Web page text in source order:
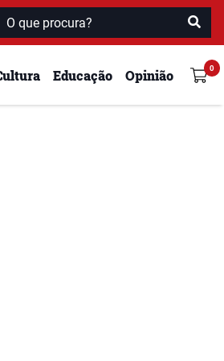
Educação Opinião